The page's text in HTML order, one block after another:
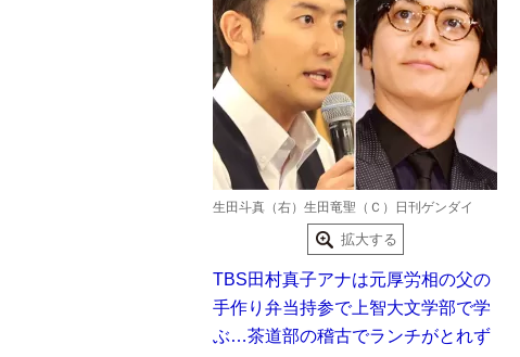
生田斗真（右）生田竜聖（Ｃ）日刊ゲンダイ
拡大する
TBS田村真子アナは元厚労相の父の
手作り弁当持参で上智大文学部で学
ぶ…茶道部の稽古でランチがとれず